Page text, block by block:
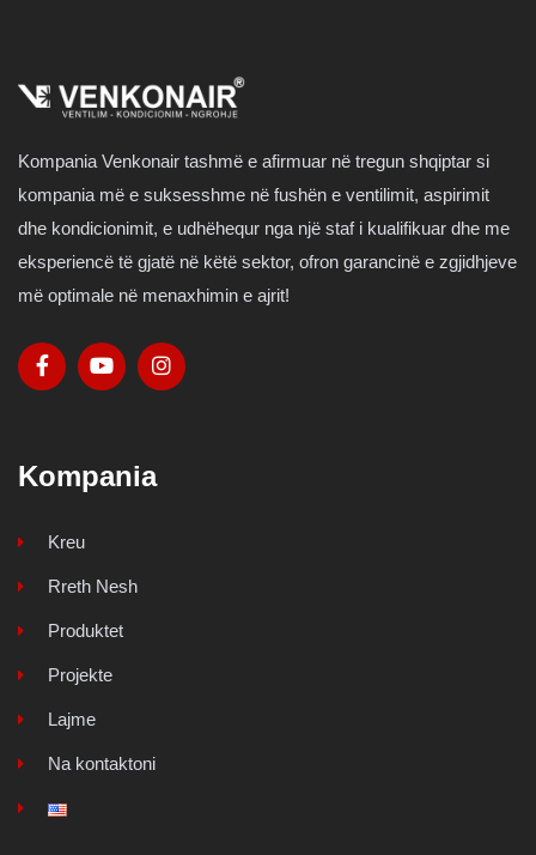
Kompania Venkonair tashmë e afirmuar në tregun shqiptar si
kompania më e suksesshme në fushën e ventilimit, aspirimit
dhe kondicionimit, e udhëhequr nga një staf i kualifikuar dhe me
eksperiencë të gjatë në këtë sektor, ofron garancinë e zgjidhjeve
më optimale në menaxhimin e ajrit!
Kompania
Kreu
Rreth Nesh
Produktet
Projekte
Lajme
Na kontaktoni